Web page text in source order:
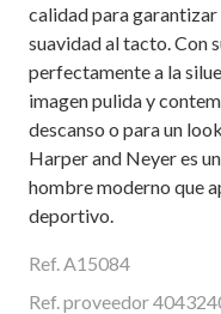
calidad para garantizar
suavidad al tacto. Con
perfectamente a la
imagen pulida y
descanso o para un
Harper and Neyer es
hombre moderno que
deportivo.
Ref. A15084
Ref. proveedor